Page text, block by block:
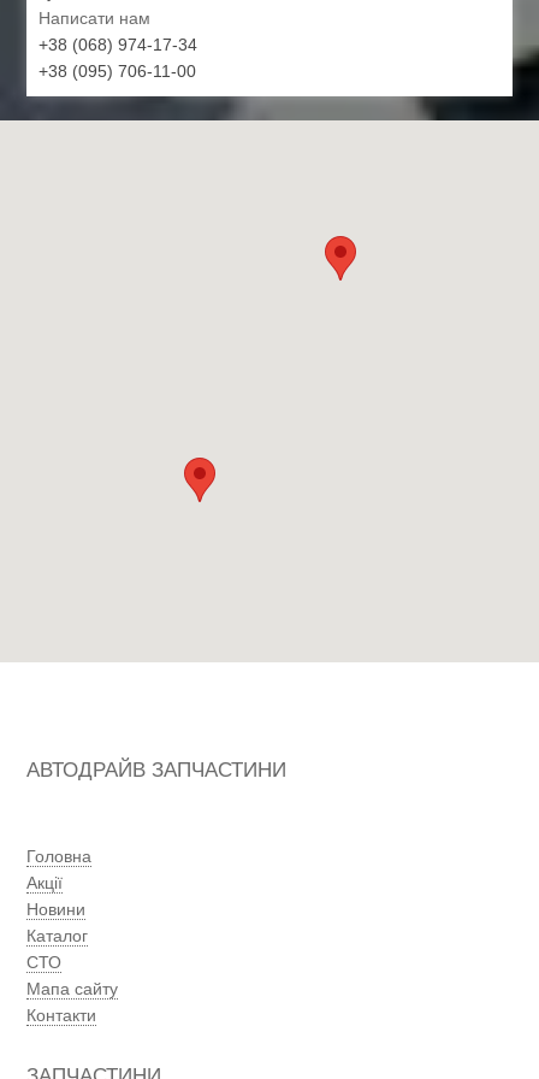
Написати нам
+38 (068) 974-17-34
+38 (095) 706-11-00
АВТОДРАЙВ ЗАПЧАСТИНИ
Головна
Акції
Новини
Каталог
СТО
Мапа сайту
Контакти